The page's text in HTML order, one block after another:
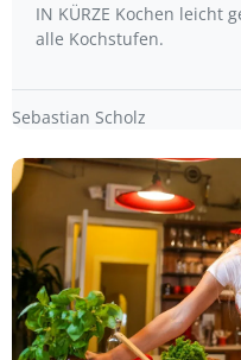
IN KÜRZE Kochen leicht
alle Kochstufen.
Sebastian Scholz